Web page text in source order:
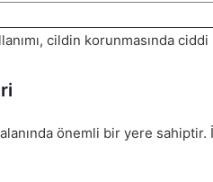
cildin korunmasında
önemli bir yere